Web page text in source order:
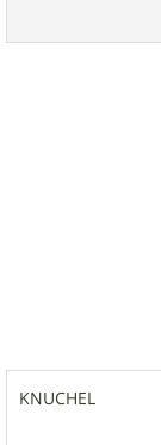
KNUCHEL